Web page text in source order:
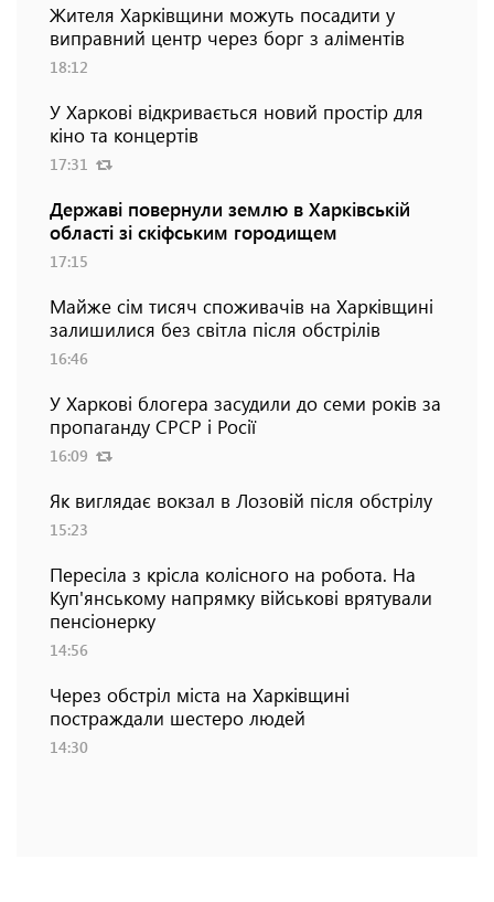
Жителя Харківщини можуть посадити у
виправний центр через борг з аліментів
18:12
У Харкові відкривається новий простір для
кіно та концертів
17:31
Державі повернули землю в Харківській
області зі скіфським городищем
17:15
Майже сім тисяч споживачів на Харківщині
залишилися без світла після обстрілів
16:46
У Харкові блогера засудили до семи років за
пропаганду СРСР і Росії
16:09
Як виглядає вокзал в Лозовій після обстрілу
15:23
Пересіла з крісла колісного на робота. На
Куп'янському напрямку військові врятували
пенсіонерку
14:56
Через обстріл міста на Харківщині
постраждали шестеро людей
14:30